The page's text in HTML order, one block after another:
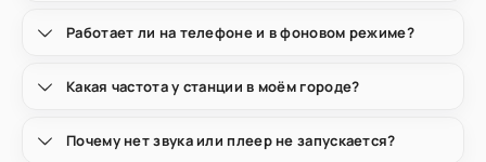
Работает ли на телефоне и в фоновом режиме?
Какая частота у станции в моём городе?
Почему нет звука или плеер не запускается?